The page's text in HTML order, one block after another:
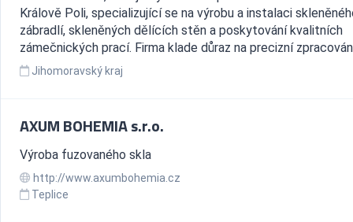
Králově Poli, specializující se na výrobu a instalaci
zábradlí, skleněných dělících stěn a poskytování kvalitních
zámečnických prací. Firma klade důraz na precizní
Jihomoravský kraj
AXUM BOHEMIA s.r.o.
Výroba fuzovaného skla
http://www.axumbohemia.cz
Teplice